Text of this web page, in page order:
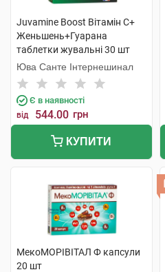
Juvamine Boost Вітамін C+
Женьшень+Гуарана
таблетки жувальні 30 шт
Юва Санте Інтернешинал
Є в наявності
від 544.00 грн
КУПИТИ
МекоМОРІВІТАЛ Ф капсули
20 шт